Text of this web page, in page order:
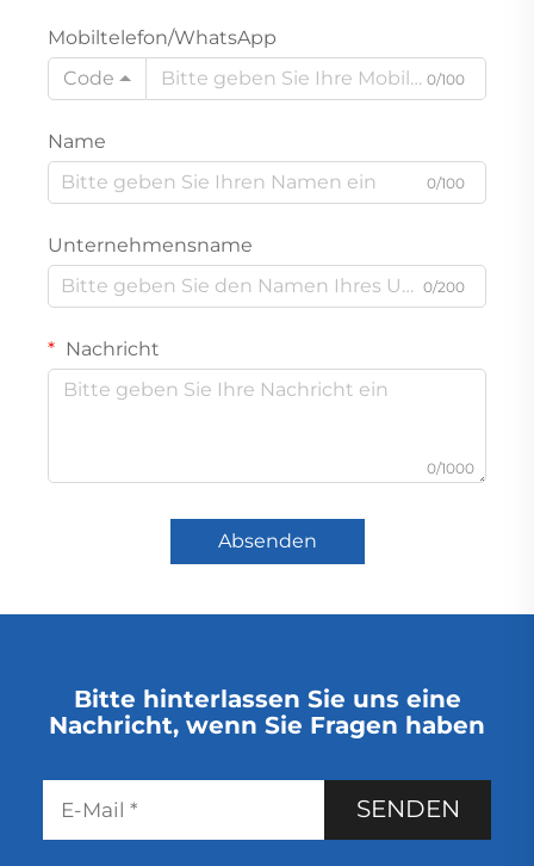
Mobiltelefon/WhatsApp
Code
0/100
Name
0/100
Unternehmensname
0/200
Nachricht
0/1000
Absenden
Bitte hinterlassen Sie uns eine
Nachricht, wenn Sie Fragen haben
SENDEN